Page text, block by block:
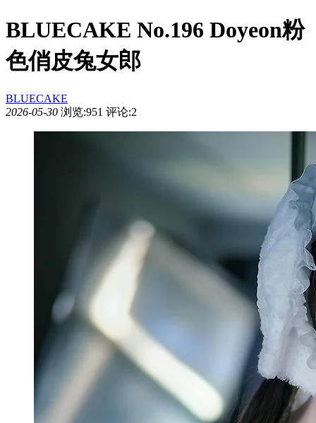
BLUECAKE No.196 Doyeon粉
色俏皮兔女郎
BLUECAKE
2026-05-30 浏览:951 评论:2